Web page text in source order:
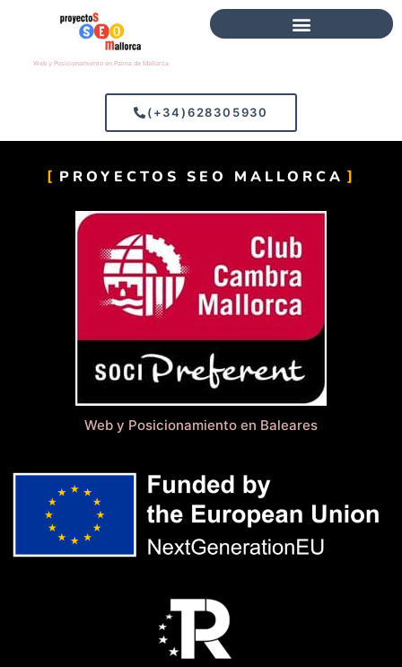
Web y Posicionamiento en Palma de Mallorca
(+34)628305930
PROYECTOS SEO MALLORCA
Web y Posicionamiento en Baleares